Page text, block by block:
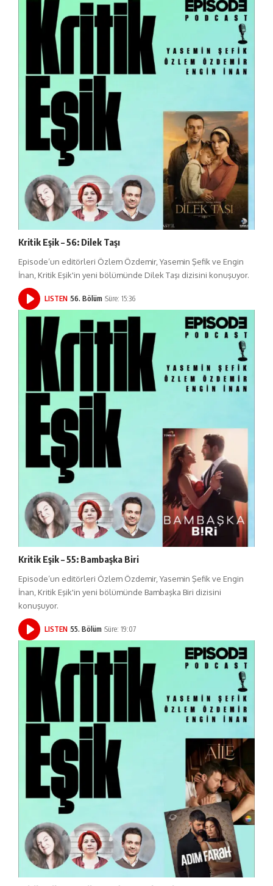
Kritik Eşik – 56: Dilek Taşı
Episode’un editörleri Özlem Özdemir, Yasemin Şefik ve Engin
İnan, Kritik Eşik'in yeni bölümünde Dilek Taşı dizisini konuşuyor.
LISTEN 56. Bölüm Süre: 15:36
Kritik Eşik – 55: Bambaşka Biri
Episode’un editörleri Özlem Özdemir, Yasemin Şefik ve Engin
İnan, Kritik Eşik'in yeni bölümünde Bambaşka Biri dizisini
konuşuyor.
LISTEN 55. Bölüm Süre: 19:07